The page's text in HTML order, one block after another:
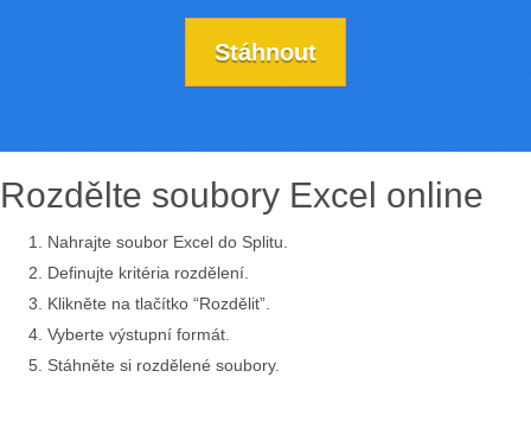
Stáhnout
Rozdělte soubory Excel online
Nahrajte soubor Excel do Splitu.
Definujte kritéria rozdělení.
Klikněte na tlačítko “Rozdělit”.
Vyberte výstupní formát.
Stáhněte si rozdělené soubory.